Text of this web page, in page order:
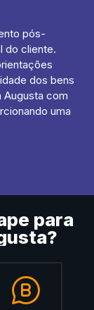
pós-
do cliente.
dos bens
Augusta com
uma
para